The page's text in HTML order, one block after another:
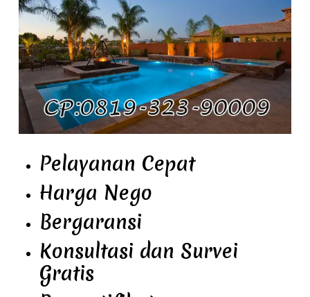
Pelayanan Cepat
Harga Nego
Bergaransi
Konsultasi dan Survei
Gratis